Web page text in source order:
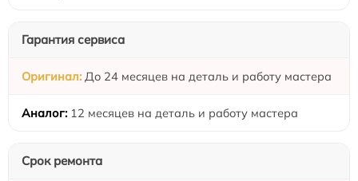
Гарантия сервиса
До 24 месяцев на деталь и работу мастера
12 месяцев на деталь и работу мастера
Срок ремонта